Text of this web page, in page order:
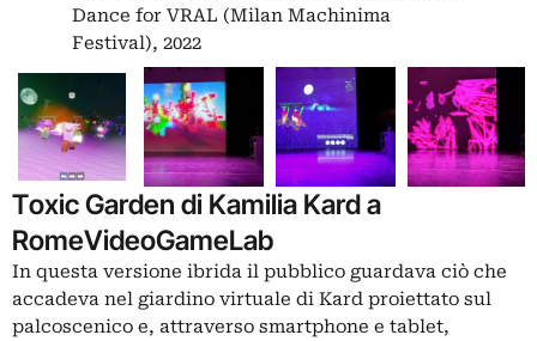
Dance for VRAL (Milan Machinima
Festival), 2022
Toxic Garden di Kamilia Kard a
RomeVideoGameLab
In questa versione ibrida il pubblico guardava ciò che
accadeva nel giardino virtuale di Kard proiettato sul
palcoscenico e, attraverso smartphone e tablet,